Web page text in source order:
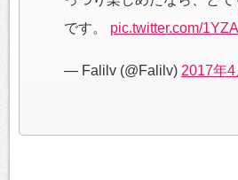
です。 pic.twitter.com/
— Falilv (@Falilv) 2017年4